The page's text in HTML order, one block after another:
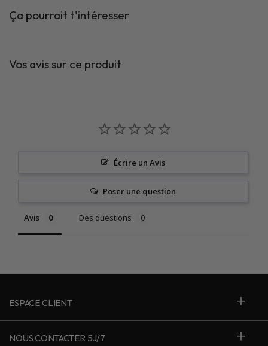
Ça pourrait t'intéresser
Vos avis sur ce produit
Écrire un Avis
Poser une question
Avis Des questions
ESPACE CLIENT
NOUS CONTACTER 5J/7